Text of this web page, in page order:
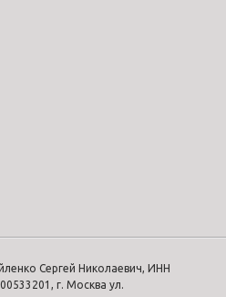
Сергей Николаевич, ИНН
г. Москва ул.